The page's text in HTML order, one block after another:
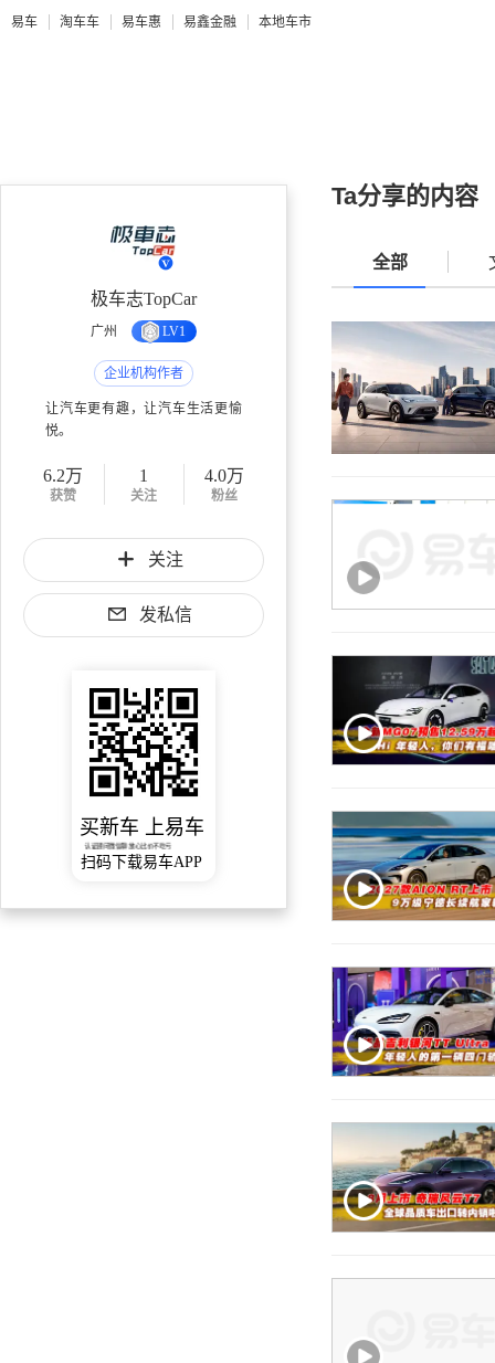
易车 淘车车 易车惠 易鑫金融 本地车市
极车志TopCar
广州 LV1
企业机构作者
让汽车更有趣，让汽车生活更愉
悦。
6.2万
获赞
1
关注
4.0万
粉丝
关注
发私信
买新车 上易车
认证顾问微信聊 放心比价不吃亏
扫码下载易车APP
Ta分享的内容
全部